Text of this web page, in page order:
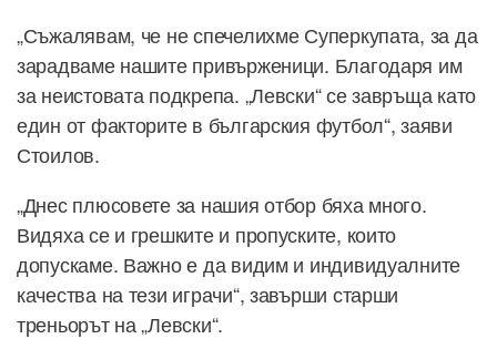
„Съжалявам, че не спечелихме Суперкупата, за да
зарадваме нашите привърженици. Благодаря им
за неистовата подкрепа. „Левски“ се завръща като
един от факторите в българския футбол“, заяви
Стоилов.
„Днес плюсовете за нашия отбор бяха много.
Видяха се и грешките и пропуските, които
допускаме. Важно е да видим и индивидуалните
качества на тези играчи“, завърши старши
треньорът на „Левски“.